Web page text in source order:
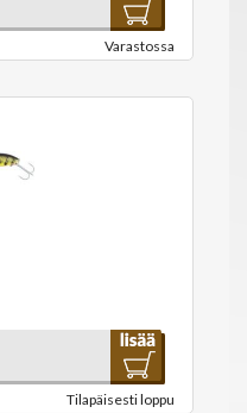
Varastossa
Tilapäisesti loppu